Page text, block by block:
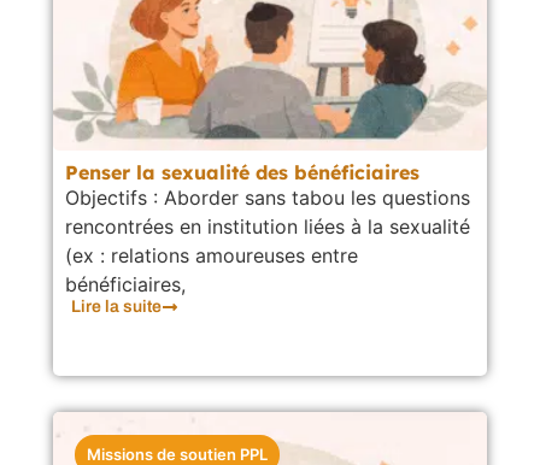
Penser la sexualité des bénéficiaires
Objectifs : Aborder sans tabou les questions
rencontrées en institution liées à la sexualité
(ex : relations amoureuses entre
bénéficiaires,
Lire la suite
Missions de soutien PPL